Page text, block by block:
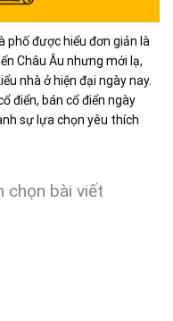
phố được hiểu đơn giản là
Châu Âu nhưng mới lạ,
nhà ở hiện đại ngày nay.
điển, bán cổ điển ngày
sự lựa chọn yêu thích
chọn bài viết